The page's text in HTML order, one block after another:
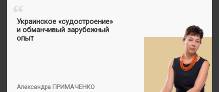
“
Украинское «судостроение»
и обманчивый зарубежный
опыт
Александра ПРИМАЧЕНКО